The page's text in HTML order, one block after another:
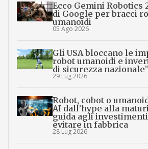
Ecco Gemini Robotics
di Google per bracci
umanoidi
05 Ago 2026
Gli USA bloccano le
robot umanoidi e
di sicurezza nazionale”
29 Lug 2026
Robot, cobot o
AI dall’hype alla
guida agli
evitare in fabbrica
28 Lug 2026